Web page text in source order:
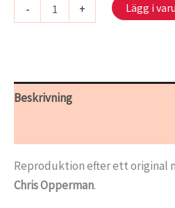
- + Lägg i
Beskrivning
Reproduktion efter ett original
Chris Opperman.